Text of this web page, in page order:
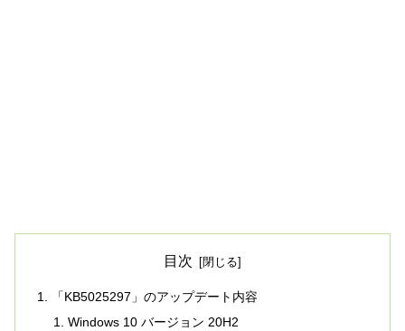
目次
「KB5025297」のアップデート内容
Windows 10 バージョン 20H2